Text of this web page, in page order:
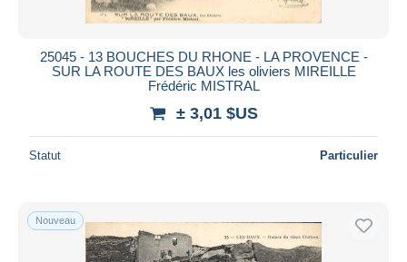
25045 - 13 BOUCHES DU RHONE - LA PROVENCE -
SUR LA ROUTE DES BAUX les oliviers MIREILLE
Frédéric MISTRAL
± 3,01 $US
Statut Particulier
Nouveau